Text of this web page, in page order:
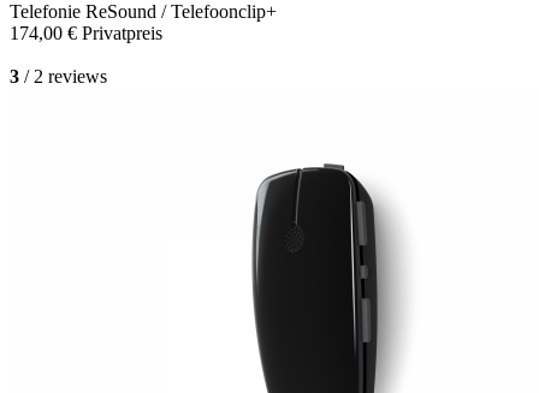
Telefonie ReSound / Telefoonclip+
174,00 € Privatpreis
3 / 2 reviews